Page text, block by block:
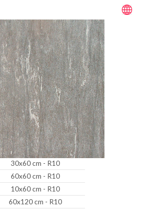
30x60 cm - R10
60x60 cm - R10
10x60 cm - R10
60x120 cm - R10